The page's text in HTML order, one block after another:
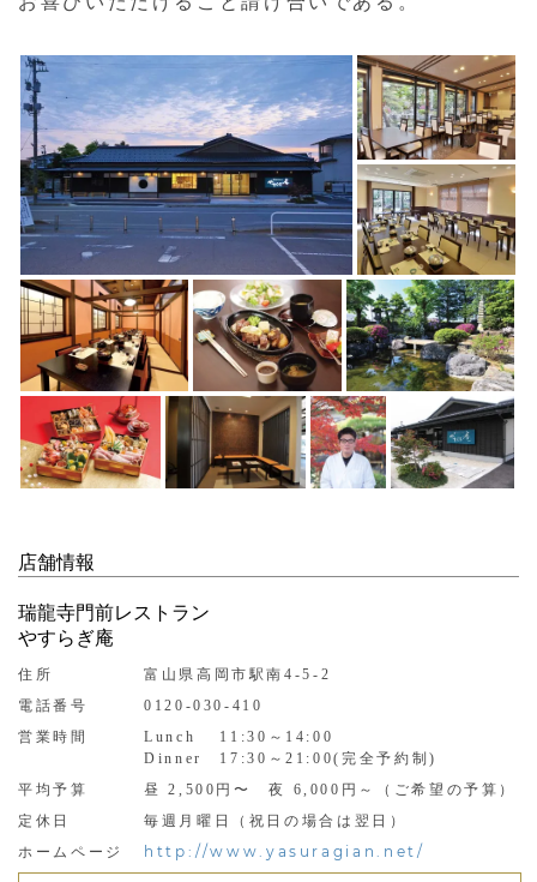
店舗情報
瑞龍寺門前レストラン
やすらぎ庵
住所
富山県高岡市駅南4-5-2
電話番号
0120-030-410
営業時間
Lunch 11:30～14:00
Dinner 17:30～21:00(完全予約制)
平均予算
昼 2,500円〜 夜 6,000円～（ご希望の予算）
定休日
毎週月曜日（祝日の場合は翌日）
ホームページ
http://www.yasuragian.net/